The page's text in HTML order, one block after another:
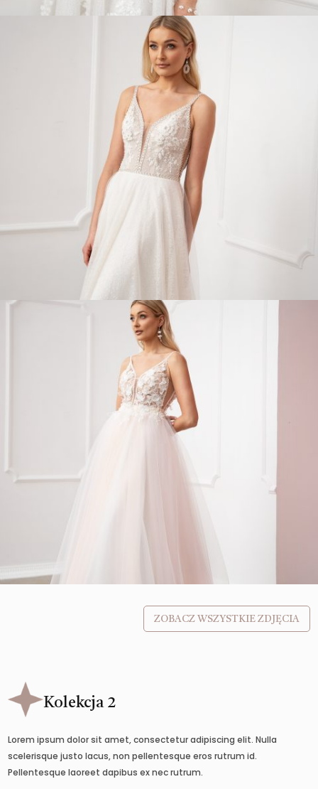
ZOBACZ WSZYSTKIE ZDJĘCIA
Kolekcja 2
Lorem ipsum dolor sit amet, consectetur adipiscing elit. Nulla
scelerisque justo lacus, non pellentesque eros rutrum id.
Pellentesque laoreet dapibus ex nec rutrum.